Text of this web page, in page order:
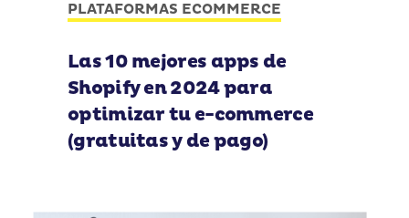
PLATAFORMAS ECOMMERCE
Las 10 mejores apps de
Shopify en 2024 para
optimizar tu e-commerce
(gratuitas y de pago)